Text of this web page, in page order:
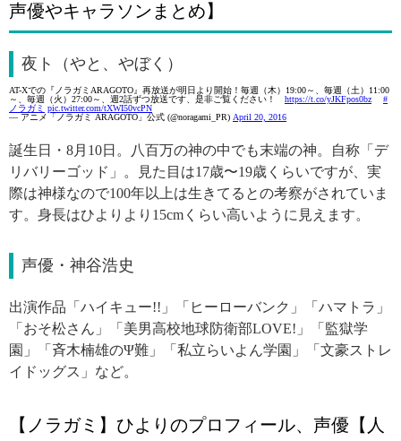
声優やキャラソンまとめ】
夜ト（やと、やぼく）
AT-Xでの『ノラガミARAGOTO』再放送が明日より開始！毎週（木）19:00～、毎週（土）11:00
～、毎週（火）27:00～、週2話ずつ放送です、是非ご覧ください！ https://t.co/yJKFpos0bz
#
ノラガミ pic.twitter.com/tXWI50vcPN
— アニメ「ノラガミ ARAGOTO」公式 (@noragami_PR) April 20, 2016
誕生日・8月10日。八百万の神の中でも末端の神。自称「デ
リバリーゴッド」。見た目は17歳〜19歳くらいですが、実
際は神様なので100年以上は生きてるとの考察がされていま
す。身長はひよりより15cmくらい高いように見えます。
声優・神谷浩史
出演作品「ハイキュー!!」「ヒーローバンク」「ハマトラ」
「おそ松さん」「美男高校地球防衛部LOVE!」「監獄学
園」「斉木楠雄のΨ難」「私立らいよん学園」「文豪ストレ
イドッグス」など。
【ノラガミ】ひよりのプロフィール、声優【人